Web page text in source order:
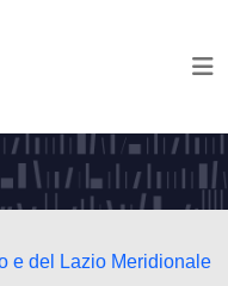
e del Lazio Meridionale